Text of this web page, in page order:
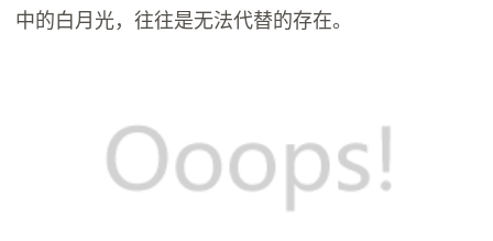
中的白月光，往往是无法代替的存在。